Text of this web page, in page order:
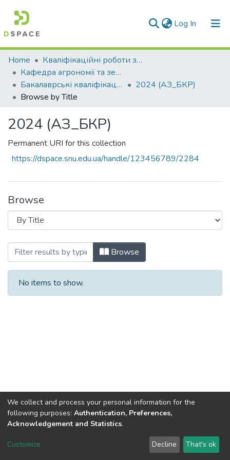
Log In (current)
Communities & Collections
All of DSpace
Home
Кваліфікаційні роботи здобувачів вищої освіти
Кафедра агрономії та землеустрою (АЗ)
Бакалаврські кваліфікаційні роботи
2024 (АЗ_БКР)
Browse by Title
2024 (АЗ_БКР)
Permanent URI for this collection
https://dspace.snu.edu.ua/handle/123456789/2284
Browse
Browsing 2024 (АЗ_БКР) by Title
Browse
No items to show.
Dspace & Volodymyr Dahl East Ukrainian National University
LYRASIS
Send Feedback
We collect and process your personal information for the
following purposes: Authentication, Preferences,
Acknowledgement and Statistics.
Customize Decline That's ok